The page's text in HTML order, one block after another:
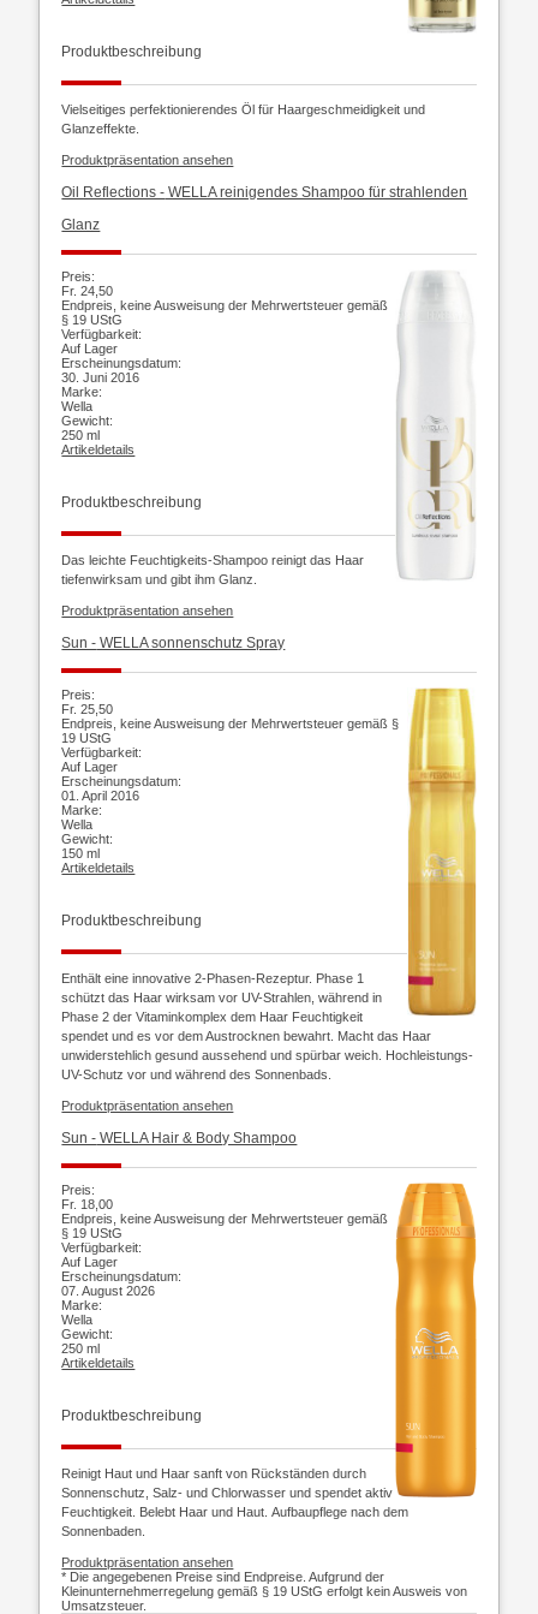
Produktbeschreibung
Vielseitiges perfektionierendes Öl für Haargeschmeidigkeit und
Glanzeffekte.
Produktpräsentation ansehen
Oil Reflections - WELLA reinigendes Shampoo für strahlenden
Glanz
Preis:
Fr. 24,50
Endpreis, keine Ausweisung der Mehrwertsteuer gemäß
§ 19 UStG
Verfügbarkeit:
Auf Lager
Erscheinungsdatum:
30. Juni 2016
Marke:
Wella
Gewicht:
250 ml
Artikeldetails
Produktbeschreibung
Das leichte Feuchtigkeits-Shampoo reinigt das Haar
tiefenwirksam und gibt ihm Glanz.
Produktpräsentation ansehen
Sun - WELLA sonnenschutz Spray
Preis:
Fr. 25,50
Endpreis, keine Ausweisung der Mehrwertsteuer gemäß §
19 UStG
Verfügbarkeit:
Auf Lager
Erscheinungsdatum:
01. April 2016
Marke:
Wella
Gewicht:
150 ml
Artikeldetails
Produktbeschreibung
Enthält eine innovative 2-Phasen-Rezeptur. Phase 1
schützt das Haar wirksam vor UV-Strahlen, während in
Phase 2 der Vitaminkomplex dem Haar Feuchtigkeit
spendet und es vor dem Austrocknen bewahrt. Macht das Haar
unwiderstehlich gesund aussehend und spürbar weich. Hochleistungs-
UV-Schutz vor und während des Sonnenbads.
Produktpräsentation ansehen
Sun - WELLA Hair & Body Shampoo
Preis:
Fr. 18,00
Endpreis, keine Ausweisung der Mehrwertsteuer gemäß
§ 19 UStG
Verfügbarkeit:
Auf Lager
Erscheinungsdatum:
07. August 2026
Marke:
Wella
Gewicht:
250 ml
Artikeldetails
Produktbeschreibung
Reinigt Haut und Haar sanft von Rückständen durch
Sonnenschutz, Salz- undChlorwasser und spendet aktiv
Feuchtigkeit. Belebt Haar und Haut.Aufbaupflege nach dem
Sonnenbaden.
Produktpräsentation ansehen
* Die angegebenen Preise sind Endpreise. Aufgrund der
Kleinunternehmerregelung gemäß § 19 UStG erfolgt kein Ausweis von
Umsatzsteuer.